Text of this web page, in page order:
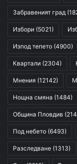
Забравеният град
Избори (5021)
Изпод тепето (4900)
Квартали (2304)
Мнения (12142)
Нощна смяна (1484)
Община Пловдив
Под небето (6493)
Разследване (1313)